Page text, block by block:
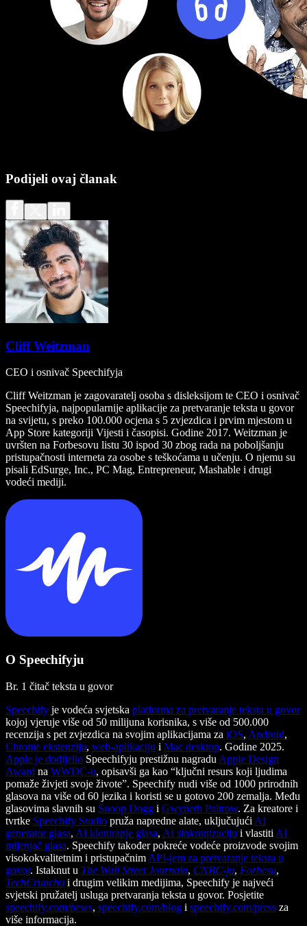
Podijeli ovaj članak
Cliff Weitzman
CEO i osnivač Speechifyja
Cliff Weitzman je zagovaratelj osoba s disleksijom te CEO i osnivač
Speechifyja, najpopularnije aplikacije za pretvaranje teksta u govor
na svijetu, s preko 100.000 ocjena s 5 zvjezdica i prvim mjestom u
App Store kategoriji Vijesti i časopisi. Godine 2017. Weitzman je
uvršten na Forbesovu listu 30 ispod 30 zbog rada na poboljšanju
pristupačnosti interneta za osobe s teškoćama u učenju. O njemu su
pisali EdSurge, Inc., PC Mag, Entrepreneur, Mashable i drugi
vodeći mediji.
O Speechifyju
Br. 1 čitač teksta u govor
Speechify je vodeća svjetska platforma za pretvaranje teksta u govor
kojoj vjeruje više od 50 milijuna korisnika, s više od 500.000
recenzija s pet zvjezdica na svojim aplikacijama za iOS, Android,
Chrome ekstenziju, web-aplikaciju i Mac desktop. Godine 2025.
Apple je dodijelio Speechifyju prestižnu nagradu Apple Design
Award na WWDC-u, opisavši ga kao “ključni resurs koji ljudima
pomaže živjeti svoje živote”. Speechify nudi više od 1000 prirodnih
glasova na više od 60 jezika i koristi se u gotovo 200 zemalja. Među
glasovima slavnih su Snoop Dogg i Gwyneth Paltrow. Za kreatore i
tvrtke Speechify Studio pruža napredne alate, uključujući AI
generator glasa, AI kloniranje glasa, AI sinkronizaciju i vlastiti AI
mijenjač glasa. Speechify također pokreće vodeće proizvode svojim
visokokvalitetnim i pristupačnim API-jem za pretvaranje teksta u
govor. Istaknut u The Wall Street Journalu, CNBC-ju, Forbesu,
TechCrunchu i drugim velikim medijima, Speechify je najveći
svjetski pružatelj usluga pretvaranja teksta u govor. Posjetite
speechify.com/news, speechify.com/blog i speechify.com/press za
više informacija.